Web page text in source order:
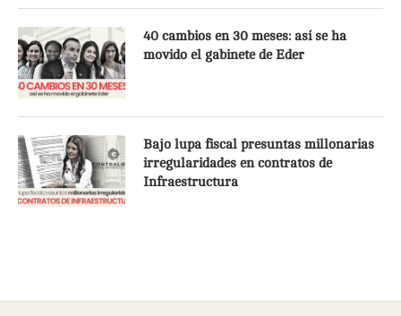
40 cambios en 30 meses: así se ha
movido el gabinete de Eder
Bajo lupa fiscal presuntas millonarias
irregularidades en contratos de
Infraestructura